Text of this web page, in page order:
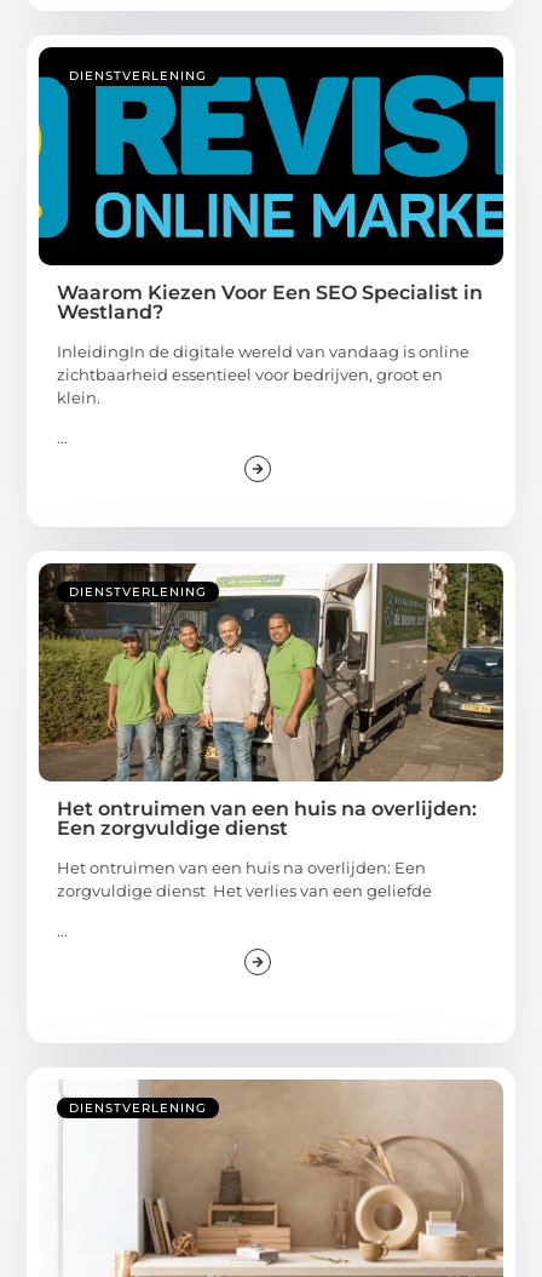
DIENSTVERLENING
Waarom Kiezen Voor Een SEO Specialist in
Westland?
InleidingIn de digitale wereld van vandaag is online
zichtbaarheid essentieel voor bedrijven, groot en
klein.
...
DIENSTVERLENING
Het ontruimen van een huis na overlijden:
Een zorgvuldige dienst
Het ontruimen van een huis na overlijden: Een
zorgvuldige dienst Het verlies van een geliefde
...
DIENSTVERLENING